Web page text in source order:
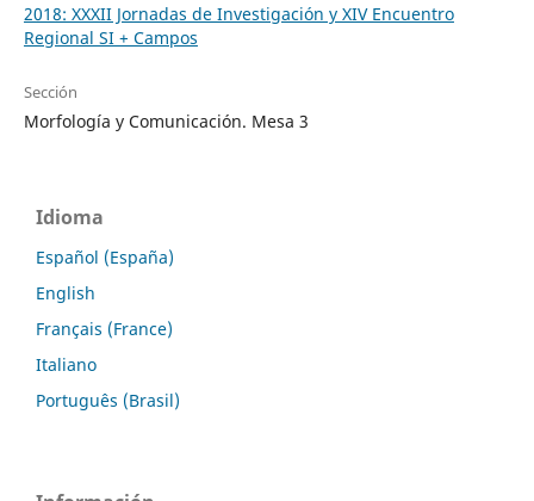
2018: XXXII Jornadas de Investigación y XIV Encuentro
Regional SI + Campos
Sección
Morfología y Comunicación. Mesa 3
Idioma
Español (España)
English
Français (France)
Italiano
Português (Brasil)